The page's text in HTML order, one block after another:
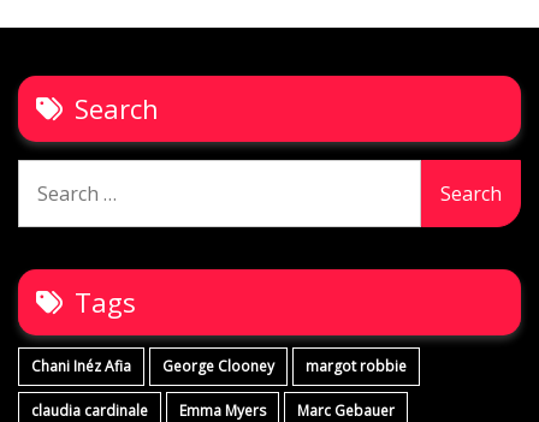
Search
for:
Tags
Chani Inéz Afia George Clooney margot robbie
claudia cardinale Emma Myers Marc Gebauer